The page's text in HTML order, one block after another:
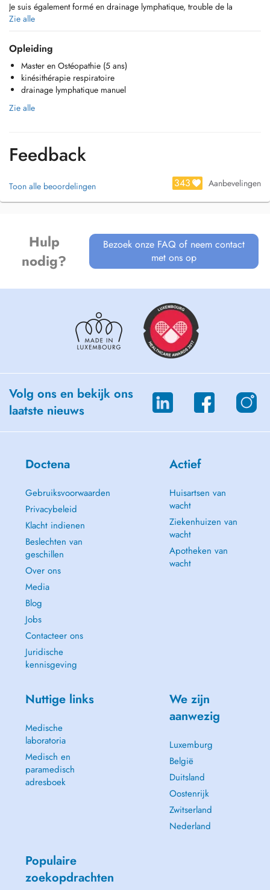
Je suis également formé en drainage lymphatique, trouble de la
mâchoire, ostéopathie pédiatrique et de l'adulte, ostéopathie tissulaire,
crochetage myo aponévrotique, kinésithérapie respiratoire, en
ventouse, kinésiotaping.
SI PAS DE DISPONIBILITE EN LIGNE APPELLEZ NOUS AU
+352621355160
Zie alle
Opleiding
Master en Ostéopathie (5 ans)
kinésithérapie respiratoire
drainage lymphatique manuel
Zie alle
Feedback
Toon alle beoordelingen 343 Aanbevelingen
Hulp
nodig?
Bezoek onze FAQ of neem contact
met ons op
Volg ons en bekijk ons
laatste nieuws
Doctena
Gebruiksvoorwaarden
Privacybeleid
Klacht indienen
Beslechten van
geschillen
Over ons
Media
Blog
Jobs
Contacteer ons
Juridische
kennisgeving
Actief
Huisartsen van
wacht
Ziekenhuizen van
wacht
Apotheken van
wacht
Nuttige links
Medische
laboratoria
Medisch en
paramedisch
adresboek
We zijn
aanwezig
Luxemburg
België
Duitsland
Oostenrijk
Zwitserland
Nederland
Populaire
zoekopdrachten